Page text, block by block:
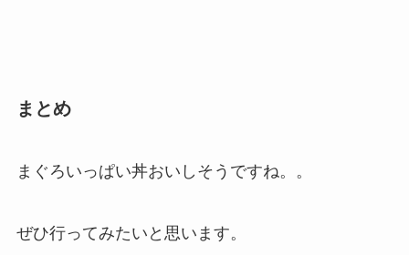
まとめ
まぐろいっぱい丼おいしそうですね。。
ぜひ行ってみたいと思います。